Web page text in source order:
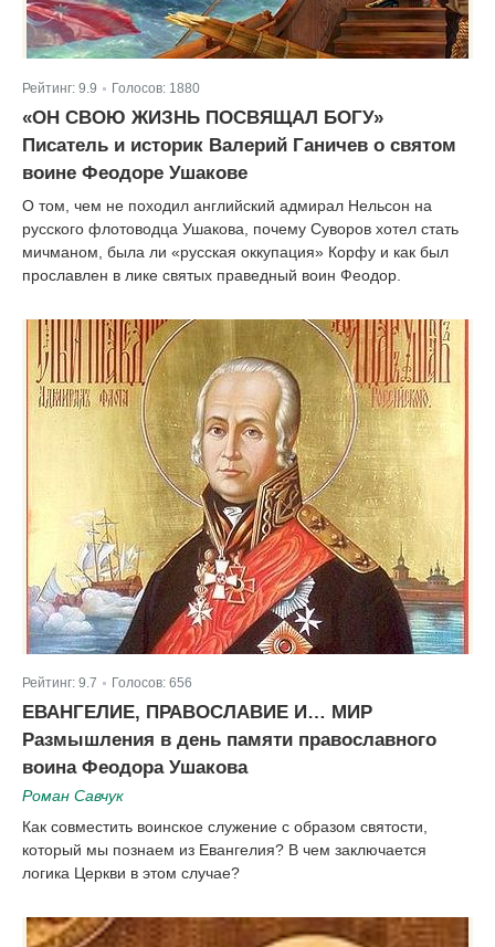
Рейтинг: 9.9 Голосов: 1880
«ОН СВОЮ ЖИЗНЬ ПОСВЯЩАЛ БОГУ»
Писатель и историк Валерий Ганичев о святом
воине Феодоре Ушакове
О том, чем не походил английский адмирал Нельсон на
русского флотоводца Ушакова, почему Суворов хотел стать
мичманом, была ли «русская оккупация» Корфу и как был
прославлен в лике святых праведный воин Феодор.
Рейтинг: 9.7 Голосов: 656
ЕВАНГЕЛИЕ, ПРАВОСЛАВИЕ И… МИР
Размышления в день памяти православного
воина Феодора Ушакова
Роман Савчук
Как совместить воинское служение с образом святости,
который мы познаем из Евангелия? В чем заключается
логика Церкви в этом случае?